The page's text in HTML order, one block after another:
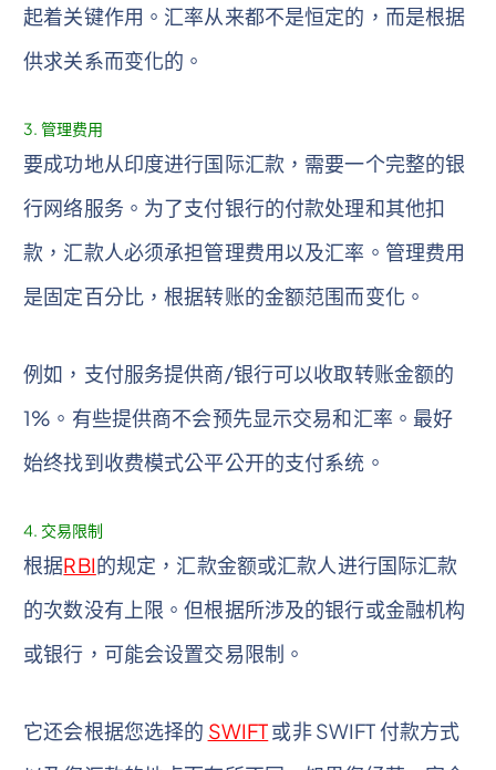
起着关键作用。汇率从来都不是恒定的，而是根据
供求关系而变化的。
3. 管理费用
要成功地从印度进行国际汇款，需要一个完整的银
行网络服务。为了支付银行的付款处理和其他扣
款，汇款人必须承担管理费用以及汇率。管理费用
是固定百分比，根据转账的金额范围而变化。
例如，支付服务提供商/银行可以收取转账金额的
1%。有些提供商不会预先显示交易和汇率。最好
始终找到收费模式公平公开的支付系统。
4. 交易限制
根据RBI的规定，汇款金额或汇款人进行国际汇款
的次数没有上限。但根据所涉及的银行或金融机构
或银行，可能会设置交易限制。
它还会根据您选择的 SWIFT或非 SWIFT 付款方式